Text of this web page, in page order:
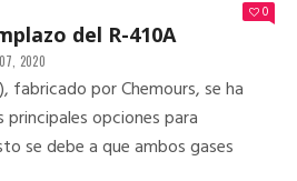
0
del R-410A
2020
fabricado por Chemours, se ha
opciones para
se debe a que ambos gases